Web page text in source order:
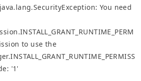
You need
to use the
'1'